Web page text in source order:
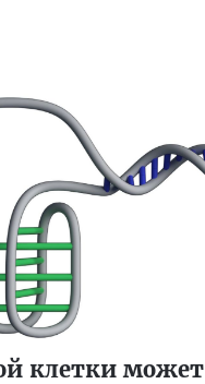
клетки может